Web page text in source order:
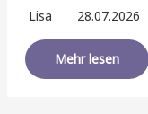
Lisa 28.07.2026
Mehr lesen